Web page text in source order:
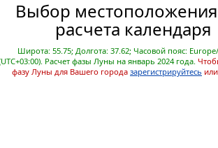
Выбор
расчета календаря
Широта: 55.75; Долгота: 37.62; Часовой пояс:
Расчет фазы Луны на январь 2024 года.
фазу Луны для Вашего города зарегистрируйтесь или